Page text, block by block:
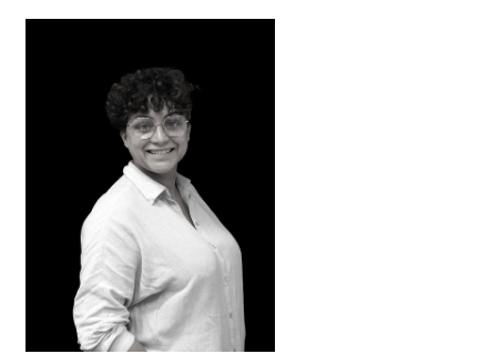
Yamina DJANTI
Formatrice, consultante,
intervenante Protection de l'Enfance
Profil LinkedIn